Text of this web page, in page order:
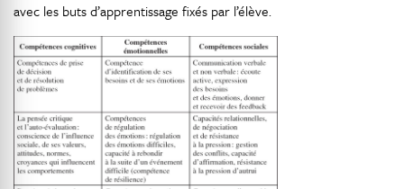
avec les buts d’apprentissage fixés par l’élève.